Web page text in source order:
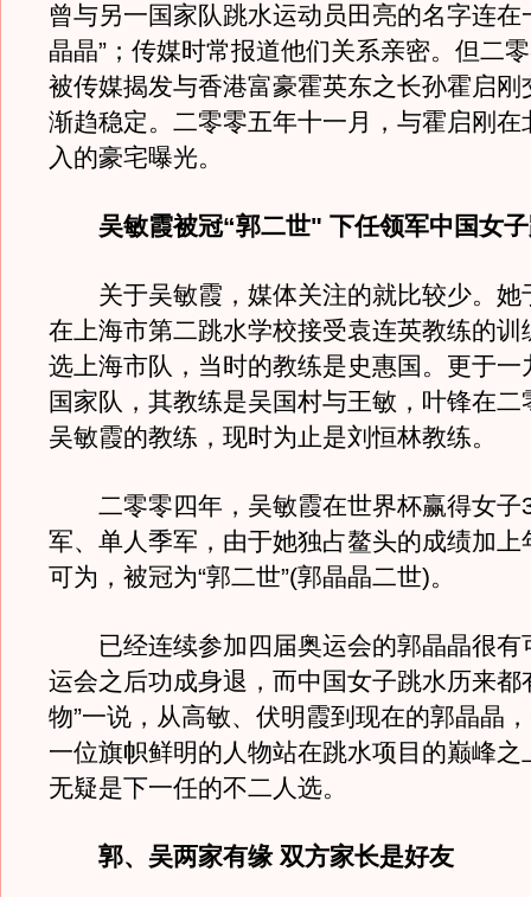
曾与另一国家队跳水运动员田亮的名字连在
晶晶”；传媒时常报道他们关系亲密。但二
被传媒揭发与香港富豪霍英东之长孙霍启刚
渐趋稳定。二零零五年十一月，与霍启刚在
入的豪宅曝光。
吴敏霞被冠“郭二世" 下任领军中国女
关于吴敏霞，媒体关注的就比较少。她
在上海市第二跳水学校接受袁连英教练的训
选上海市队，当时的教练是史惠国。更于一
国家队，其教练是吴国村与王敏，叶锋在二
吴敏霞的教练，现时为止是刘恒林教练。
二零零四年，吴敏霞在世界杯赢得女子
军、单人季军，由于她独占鳌头的成绩加上
可为，被冠为“郭二世”(郭晶晶二世)。
已经连续参加四届奥运会的郭晶晶很有
运会之后功成身退，而中国女子跳水历来都
物”一说，从高敏、伏明霞到现在的郭晶晶
一位旗帜鲜明的人物站在跳水项目的巅峰之
无疑是下一任的不二人选。
郭、吴两家有缘 双方家长是好友